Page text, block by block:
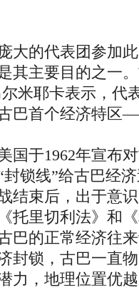
的代表团参加此
其主要目的之一
米耶卡表示，代
巴首个经济特区
于1962年宣布对
锁线”给古巴经
结束后，出于意
托里切利法》和
巴的正常经济往
锁，古巴一直物
力，地理位置优